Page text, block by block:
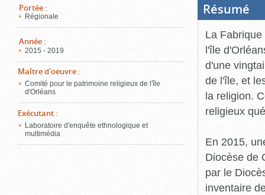
Portée :
Régionale
Année :
2015 - 2019
Maître d'oeuvre :
Comité pour le patrimoine religieux de l'île
d'Orléans
Exécutant :
Laboratoire d'enquête ethnologique et
multimédia
Résumé
La
l'île
d'une
de l'île, et
la religion.
religieux
En 2015,
Diocèse de
par le
inventaire